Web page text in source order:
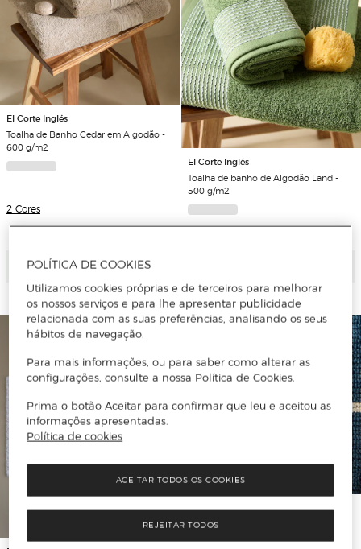
El Corte Inglés
Toalha de Banho Cedar em Algodão -
600 g/m2
2 Cores
Adicionar
El Corte Inglés
Toalha de banho de Algodão Land -
500 g/m2
4 Cores
El Corte Inglés
Toalha de Banho de Algodão 500
POLÍTICA DE COOKIES
Utilizamos cookies próprias e de terceiros para melhorar
os nossos serviços e para lhe apresentar publicidade
relacionada com as suas preferências, analisando os seus
hábitos de navegação.
Para mais informações, ou para saber como alterar as
configurações, consulte a nossa Política de Cookies.
Prima o botão Aceitar para confirmar que leu e aceitou as
informações apresentadas.
Política de cookies
REJEITAR TODOS
ACEITAR TODOS OS COOKIES